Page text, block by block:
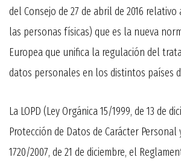
del Consejo de 27 de abril de 2016
las personas físicas) que es la nueva
Europea que unifica la regulación del
datos personales en los distintos países
La LOPD (Ley Orgánica 15/1999, de 13 de
Protección de Datos de Carácter Personal
1720/2007, de 21 de diciembre, el